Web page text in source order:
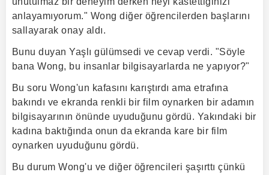
anlayamıyorum." Wong diğer öğrencilerden başlarını
sallayarak onay aldı.
Bunu duyan Yaşlı gülümsedi ve cevap verdi. "Söyle
bana Wong, bu insanlar bilgisayarlarda ne yapıyor?"
Bu soru Wong'un kafasını karıştırdı ama etrafına
bakındı ve ekranda renkli bir film oynarken bir adamın
bilgisayarının önünde uyuduğunu gördü. Yakındaki bir
kadına baktığında onun da ekranda kare bir film
oynarken uyuduğunu gördü.
Bu durum Wong'u ve diğer öğrencileri şaşırttı çünkü